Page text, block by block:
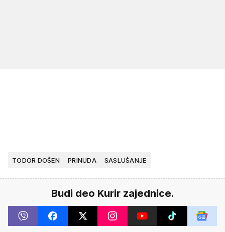
TODOR DOŠEN PRINUDA SASLUŠANJE
Budi deo Kurir zajednice.